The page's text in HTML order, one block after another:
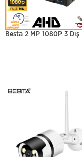
Besta 2 MP 1080P 3